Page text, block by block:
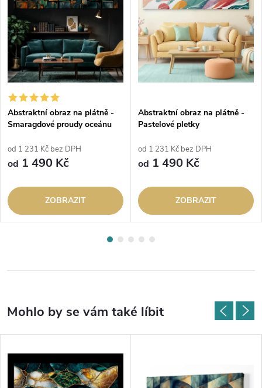
Abstraktní obraz na plátně -
Smaragdové proudy oceánu
od 1 231 Kč bez DPH
od 1 490 Kč
ZOBRAZIT
Abstraktní obraz na plátně -
Pastelové pletky
od 1 231 Kč bez DPH
od 1 490 Kč
ZOBRAZIT